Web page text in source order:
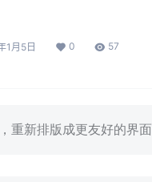
1月5日 0 57
重新排版成更友好的界面